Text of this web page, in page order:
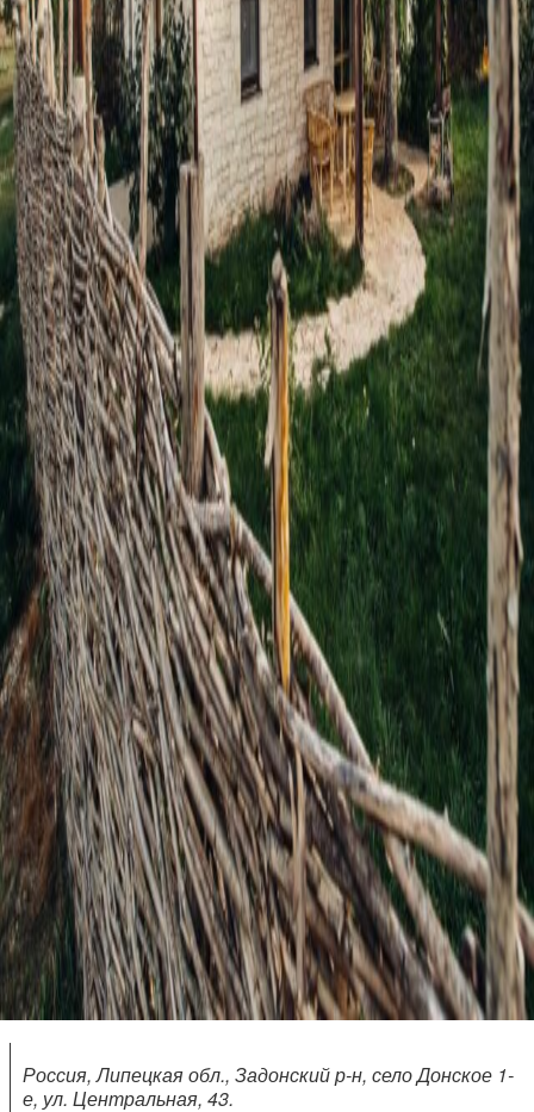
Россия, Липецкая обл., Задонский р-н, село Донское 1-
е, ул. Центральная, 43.